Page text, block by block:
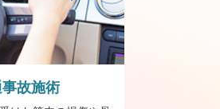
故施術